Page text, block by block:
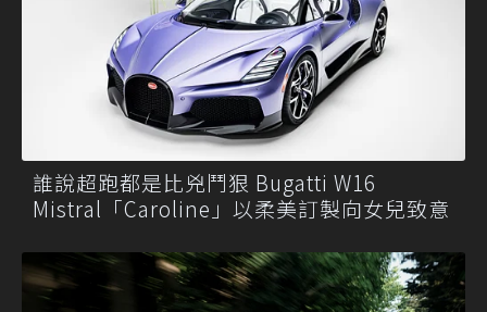
誰說超跑都是比兇鬥狠 Bugatti W16
Mistral「Caroline」以柔美訂製向女兒致意